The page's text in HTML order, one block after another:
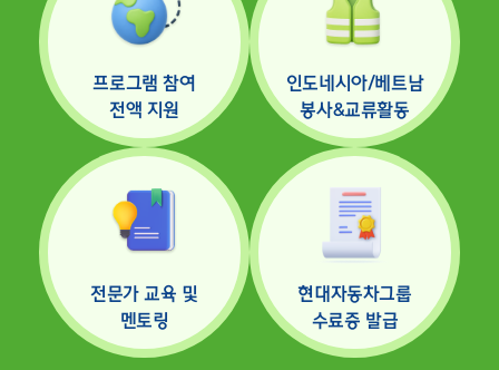
프로그램 참여
전액 지원
인도네시아/베트남
봉사&교류활동
전문가 교육 및
멘토링
현대자동차그룹
수료증 발급